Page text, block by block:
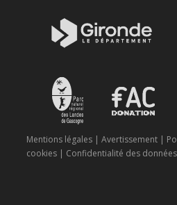
Mentions légales | Avertissement |
cookies | Confidentialité des données